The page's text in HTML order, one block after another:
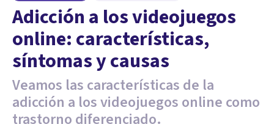
Adicción a los videojuegos
online: características,
síntomas y causas
Veamos las características de la
adicción a los videojuegos online como
trastorno diferenciado.